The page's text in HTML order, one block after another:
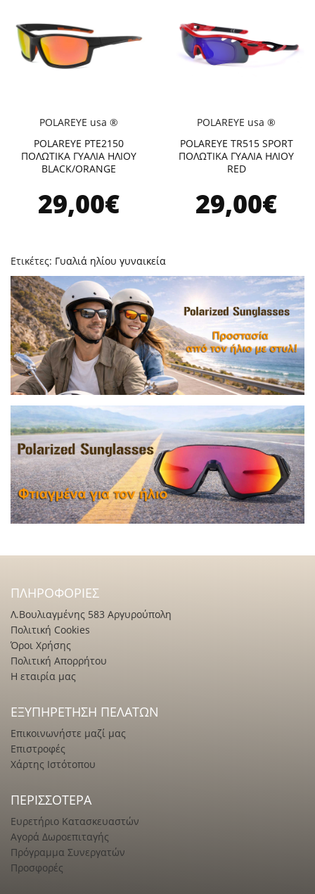
POLAREYE usa ®
POLAREYE PTE2150
ΠΟΛΩΤΙΚΑ ΓΥΑΛΙΑ ΗΛΙΟΥ
BLACK/ORANGE
29,00€
POLAREYE usa ®
POLAREYE TR515 SPORT
ΠΟΛΩΤΙΚΑ ΓΥΑΛΙΑ ΗΛΙΟΥ
RED
29,00€
Ετικέτες: Γυαλιά ηλίου γυναικεία
ΠΛΗΡΟΦΟΡΊΕΣ
Λ.Βουλιαγμένης 583 Αργυρούπολη
Πολιτική Cookies
Όροι Χρήσης
Πολιτική Απορρήτου
Η εταιρία μας
ΕΞΥΠΗΡΈΤΗΣΗ ΠΕΛΑΤΏΝ
Επικοινωνήστε μαζί μας
Επιστροφές
Χάρτης Ιστότοπου
ΠΕΡΙΣΣΌΤΕΡΑ
Ευρετήριο Κατασκευαστών
Αγορά Δωροεπιταγής
Πρόγραμμα Συνεργατών
Προσφορές